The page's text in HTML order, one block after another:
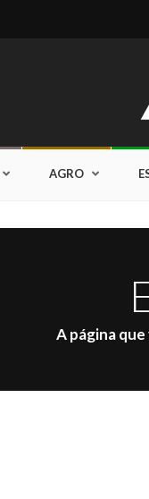
AGRO
A página